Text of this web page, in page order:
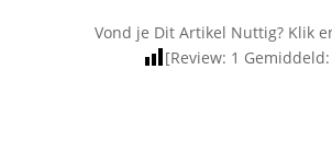
Vond je Dit Artikel Nuttig? Klik
[Review: 1